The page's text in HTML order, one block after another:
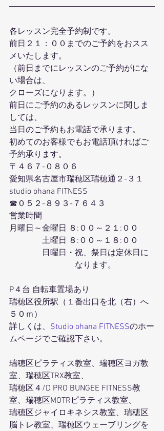
各レッスン完全予約制です。
前日２１：００までのご予約をおスス
メいたします。
（前日までにレッスンのご予約がにな
い場合は、
クローズになります。）
前日にご予約のあるレッスンに関しま
しては、
当日のご予約もお電話で承ります。
初めてのお客様でもお電話頂ければご
予約承ります。
〒４６７-０８０６
愛知県名古屋市瑞穂区瑞穂通２-３１
studio ohana FITNESS
☎０５２-８９３-７６４３
営業時間
月曜日～金曜日 ８:００～２１:００
土曜日 ８:００～１８:００
日曜日・祝、祭日は定休日に
なります。
P４台 自転車置場あり
瑞穂区役所駅（１番出口を北（右）へ
５０ｍ）
詳しくは、 Studio ohana FITNESSのホー
ムページでご確認下さい。
瑞穂区ピラティス教室、瑞穂区ヨガ教
室、瑞穂区TRX教室、
瑞穂区４/D PRO BUNGEE FITNESS教
室、瑞穂区MOTRピラティス教室、
瑞穂区ジャイロキネシス教室、瑞穂区
脳トレ教室、瑞穂区ウェーブリングを